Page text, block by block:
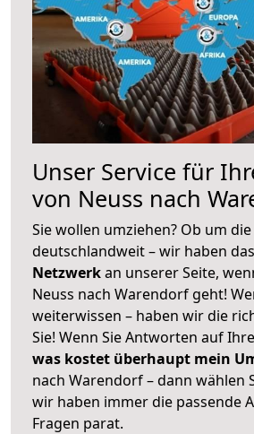
Unser Service für
von Neuss nach
Sie wollen umziehen? Ob um
deutschlandweit – wir haben das
Netzwerkan unserer Seite,
Neuss nach Warendorf geht!
weiterwissen – haben wir die
Sie! Wenn Sie Antworten auf
was kostet überhaupt mein
nach Warendorf – dann wählen
wir haben immer die passende
Fragen parat.